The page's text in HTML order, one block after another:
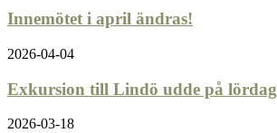
Innemötet i april ändras!
2026-04-04
Exkursion till Lindö udde på lördag
2026-03-18